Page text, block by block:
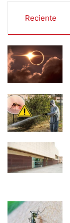
Reciente